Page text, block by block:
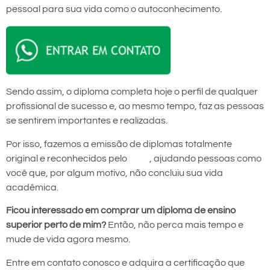
pessoal para sua vida como o autoconhecimento.
Sendo assim, o diploma completa hoje o perfil de qualquer
profissional de sucesso e, ao mesmo tempo, faz as pessoas
se sentirem importantes e realizadas.
Por isso, fazemos a emissão de diplomas totalmente
original e reconhecidos pelo
, ajudando pessoas como
você que, por algum motivo, não concluiu sua vida
acadêmica.
Ficou interessado em comprar um diploma de ensino
superior perto de mim? Então, não perca mais tempo e
mude de vida agora mesmo.
Entre em contato conosco e adquira a certificação que